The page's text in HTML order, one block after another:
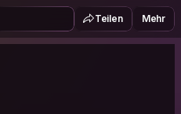
Teilen Mehr